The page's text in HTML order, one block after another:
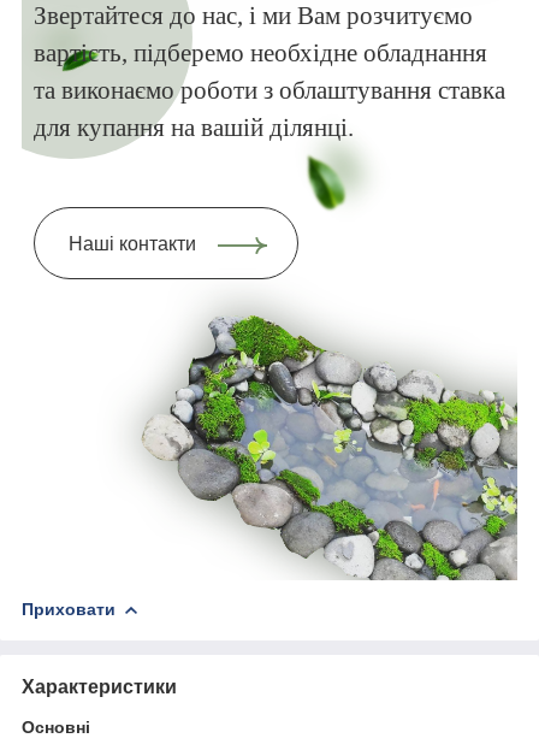
Звертайтеся до нас, і ми Вам розчитуємо
вартість, підберемо необхідне обладнання
та виконаємо роботи з облаштування ставка
для купання на вашій ділянці.
Наші контакти
Приховати
Характеристики
Основні